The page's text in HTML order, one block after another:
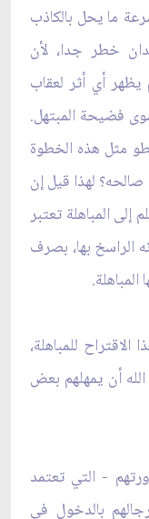
ما يحل بالكاذب
خطر جدا، لأن
يظهر أي أثر لعقاب
فضيحة المبتهل.
مثل هذه الخطوة
لهذا قيل إن
المباهلة تعتبر
الراسخ بها، بصرف
للمباهلة،
أن يمهلهم بعض
- التي تعتمد
بالدخول في